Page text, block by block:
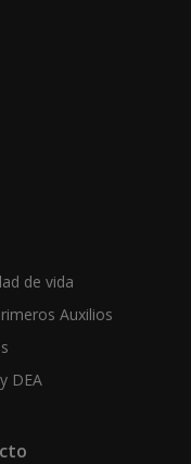
de vida
Auxilios
DEA